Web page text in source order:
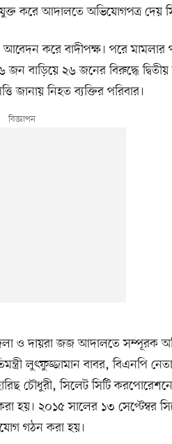
করে আদালতে অভিযোগপত্র দেয়
করে বাদীপক্ষ। পরে মামলার
বাড়িয়ে ২৬ জনের বিরুদ্ধে
জানায় নিহত ব্যক্তির পরিবার।
ও দায়রা জজ আদালতে সম্পূরক
লুৎফুজ্জামান বাবর, বিএনপি
চৌধুরী, সিলেট সিটি
২০১৫ সালের ১৩ সেপ্টেম্বর
গঠন করা হয়।